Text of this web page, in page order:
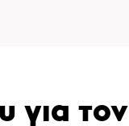
για τον